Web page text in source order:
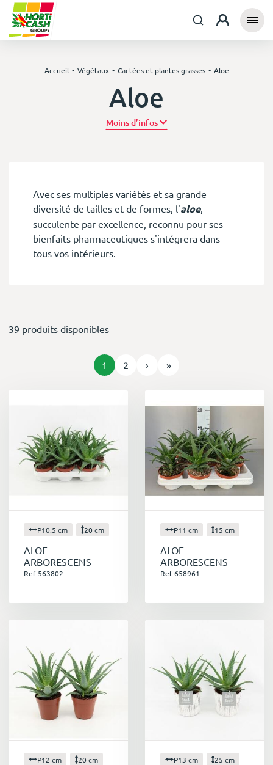
Accueil Végétaux Cactées et plantes grasses Aloe
Aloe
Plus d’infos
Avec ses multiples variétés et sa grande
diversité de tailles et de formes, l'aloe,
succulente par excellence, reconnu pour ses
bienfaits pharmaceutiques s'intégrera dans
tous vos intérieurs.
39 produits disponibles
1 2 › »
P10.5 cm 20 cm
ALOE
ARBORESCENS
Ref 563802
P11 cm 15 cm
ALOE
ARBORESCENS
Ref 658961
P12 cm 20 cm P13 cm 25 cm